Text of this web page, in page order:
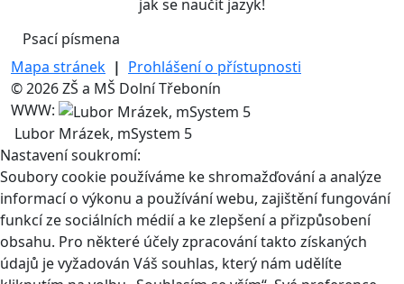
Psací písmena
Mapa stránek | Prohlášení o přístupnosti
© 2026 ZŠ a MŠ Dolní Třebonín
WWW:
Lubor Mrázek, mSystem 5
Nastavení soukromí:
Soubory cookie používáme ke shromažďování a analýze
informací o výkonu a používání webu, zajištění fungování
funkcí ze sociálních médií a ke zlepšení a přizpůsobení
obsahu. Pro některé účely zpracování takto získaných
údajů je vyžadován Váš souhlas, který nám udělíte